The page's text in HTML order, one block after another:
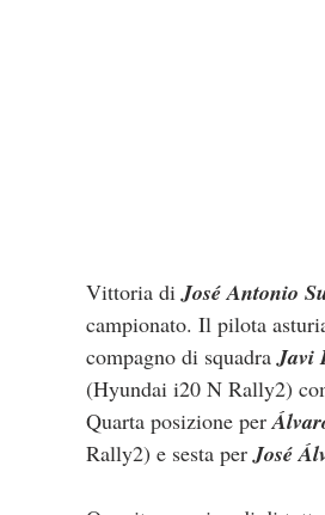
Vittoria di José Antonio
campionato. Il pilota
compagno di squadra Javi
(Hyundai i20 N Rally2)
Quarta posizione per
Rally2) e sesta per José